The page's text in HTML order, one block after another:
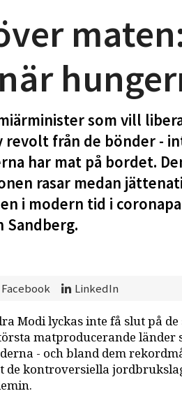
som vill
revolt från de bönder -
har mat på bordet.
rasar medan
i modern tid i
Sandberg.
Facebook LinkedIn
Modi lyckas inte få slut på
matproducerande
- och bland dem
kontroversiella